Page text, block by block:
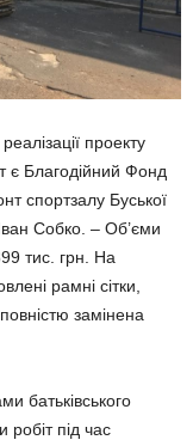
проекту
є Благодійний Фонд
спортзалу Буської
Собко. – Об’єми
тис. грн. На
рамні сітки,
замінена
батьківського
робіт під час